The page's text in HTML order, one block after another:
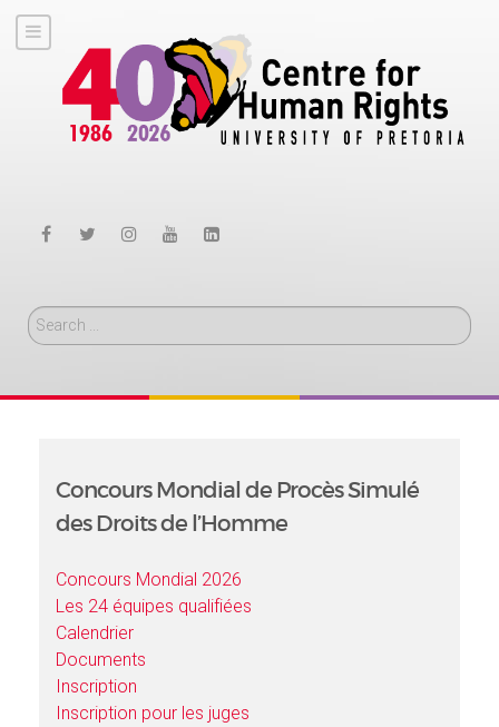
Search
Concours Mondial de Procès Simulé
des Droits de l’Homme
Concours Mondial 2026
Les 24 équipes qualifiées
Calendrier
Documents
Inscription
Inscription pour les juges